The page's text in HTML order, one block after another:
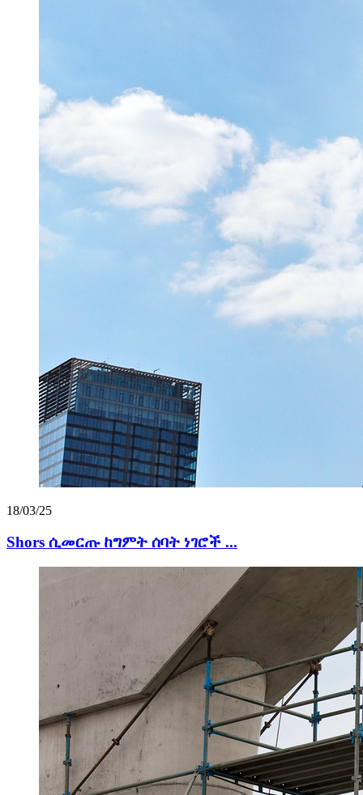
18/03/25
Shors ሲመርጡ ከግምት ሰባት ነገሮች ...